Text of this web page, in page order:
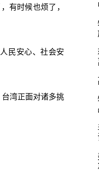
有时候也烦了，
民安心、社会安
湾正面对诸多挑